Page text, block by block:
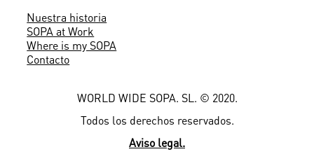
Nuestra historia
SOPA at Work
Where is my SOPA
Contacto
WORLD WIDE SOPA. SL. © 2020.
Todos los derechos reservados.
Aviso legal.